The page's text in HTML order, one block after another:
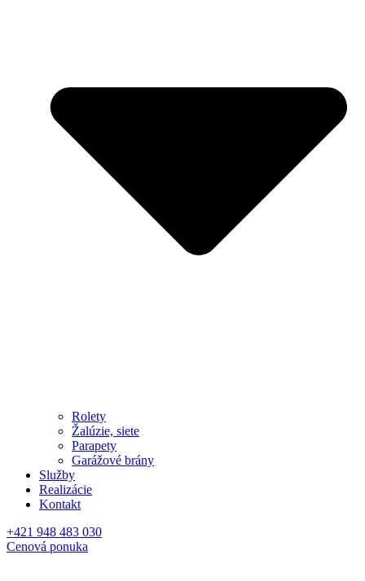
Rolety
Žalúzie, siete
Parapety
Garážové brány
Služby
Realizácie
Kontakt
+421 948 483 030
Cenová ponuka